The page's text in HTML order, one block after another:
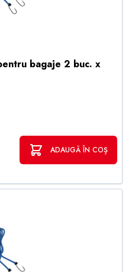
bagaje 2 buc. x
ADAUGĂ ÎN COȘ